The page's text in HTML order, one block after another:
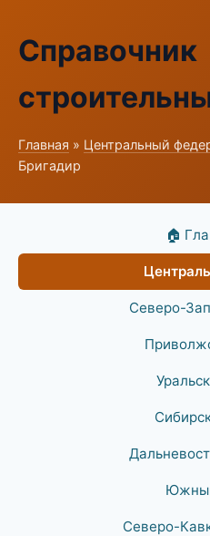
Справочник
Главная » Центральный
Бригадир
🏠
Северо-
Северо-